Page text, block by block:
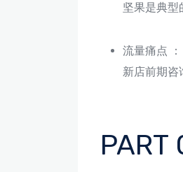
坚果是典型
流量痛点 ：
新店前期咨